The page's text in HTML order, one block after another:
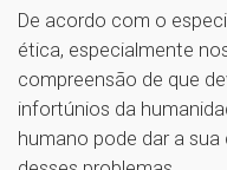
De acordo com o
ética, especialmente
compreensão de que
infortúnios da
humano pode dar a